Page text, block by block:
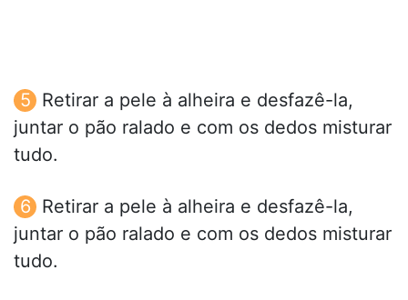
Retirar a pele à alheira e desfazê-la,
juntar o pão ralado e com os dedos misturar
tudo.
Retirar a pele à alheira e desfazê-la,
juntar o pão ralado e com os dedos misturar
tudo.